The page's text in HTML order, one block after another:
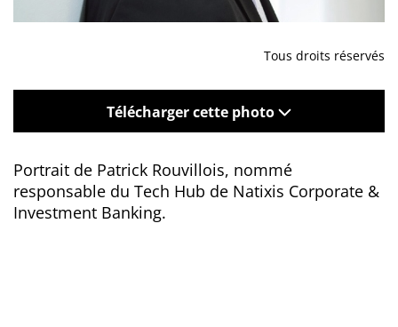
Tous droits réservés
Télécharger cette photo
Portrait de Patrick Rouvillois, nommé
responsable du Tech Hub de Natixis Corporate &
Investment Banking.